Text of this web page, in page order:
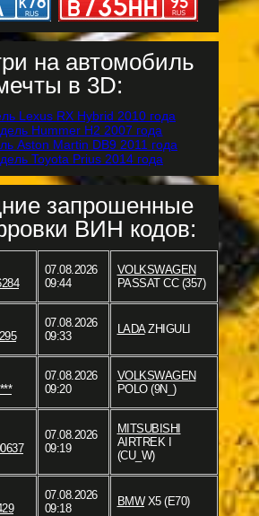
на автомобиль
в 3D:
запрошенные
ВИН кодов:
07.08.2026
09:44
VOLKSWAGEN
PASSAT CC (357)
07.08.2026
09:33
LADAZHIGULI
07.08.2026
09:20
VOLKSWAGEN
POLO (9N_)
07.08.2026
09:19
MITSUBISHI
AIRTREK I
(CU_W)
07.08.2026
09:18
BMWX5 (E70)